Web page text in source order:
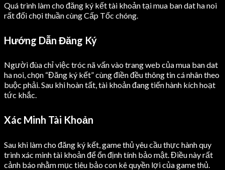
Quá trình làm cho đăng ký kết tài khoản tại mua ban dat ha noi
rất đối chọi thuần cùng Cấp Tốc chóng.
Hướng Dẫn Đăng Ký
Người đùa chỉ việc tróc nã vấn vào trang web của mua ban dat
ha noi, chọn “Đăng ký kết” cùng điền đều thông tin cá nhân theo
buộc phải. Sau khi hoàn tất, tài khoản đang tiến hành kích hoạt
tức khắc.
Xác Minh Tài Khoản
Sau khi làm cho đăng ký kết, game thủ yêu cầu thực hành quy
trình xác minh tài khoản để ổn định tính bảo mật. Điều này rất
cảnh báo nhằm mục tiêu bảo con kê quyền lợi của game thủ.